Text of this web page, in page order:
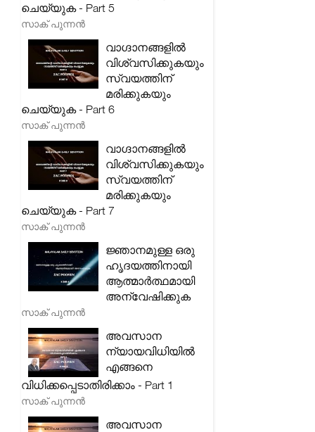
ചെയ്യുക - Part 5
സാക് പുന്നൻ
വാഗ്ദാനങ്ങളിൽ
വിശ്വസിക്കുകയും
സ്വയത്തിന്
മരിക്കുകയും
ചെയ്യുക - Part 6
സാക് പുന്നൻ
വാഗ്ദാനങ്ങളിൽ
വിശ്വസിക്കുകയും
സ്വയത്തിന്
മരിക്കുകയും
ചെയ്യുക - Part 7
സാക് പുന്നൻ
ജ്ഞാനമുള്ള ഒരു
ഹൃദയത്തിനായി
ആത്മാർത്ഥമായി
അന്വേഷിക്കുക
സാക് പുന്നൻ
അവസാന
ന്യായവിധിയിൽ
എങ്ങനെ
വിധിക്കപ്പെടാതിരിക്കാം - Part 1
സാക് പുന്നൻ
അവസാന